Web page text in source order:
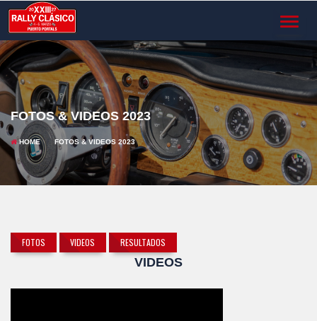
FOTOS & VIDEOS 2023
HOME FOTOS & VIDEOS 2023
FOTOS VIDEOS RESULTADOS
VIDEOS